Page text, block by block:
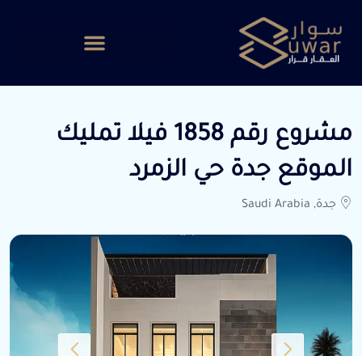
مشروع رقم 1858 فيلا تمليك
الموقع جدة حي الزمرد
جدة, Saudi Arabia